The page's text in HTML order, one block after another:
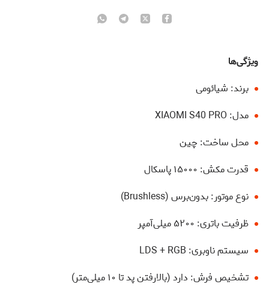
ویژگی‌ها
برند: شیائومی
مدل: XIAOMI S40 PRO
محل ساخت: چین
قدرت مکش: ۱۵۰۰۰ پاسکال
نوع موتور: بدون‌برس (Brushless)
ظرفیت باتری: ۵۲۰۰ میلی‌آمپر
سیستم ناوبری: LDS + RGB
تشخیص فرش: دارد (بالارفتن پد تا ۱۰ میلی‌متر)